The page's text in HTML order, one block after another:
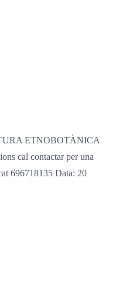
ETNOBOTÀNICA
cal contactar per una
696718135 Data: 20